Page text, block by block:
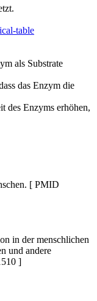
table
als Substrate
das Enzym die
des Enzyms erhöhen,
[ PMID
in der menschlichen
und andere
]